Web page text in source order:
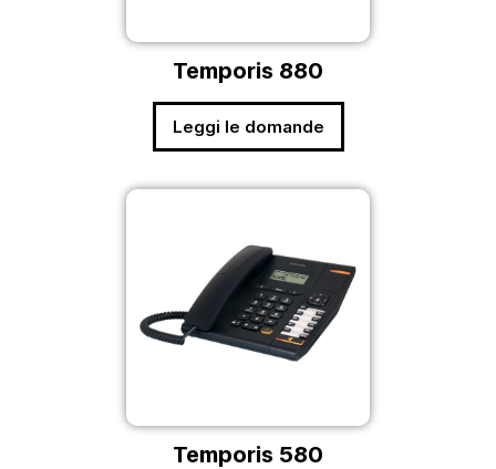
Temporis 880
Leggi le domande
Temporis 580